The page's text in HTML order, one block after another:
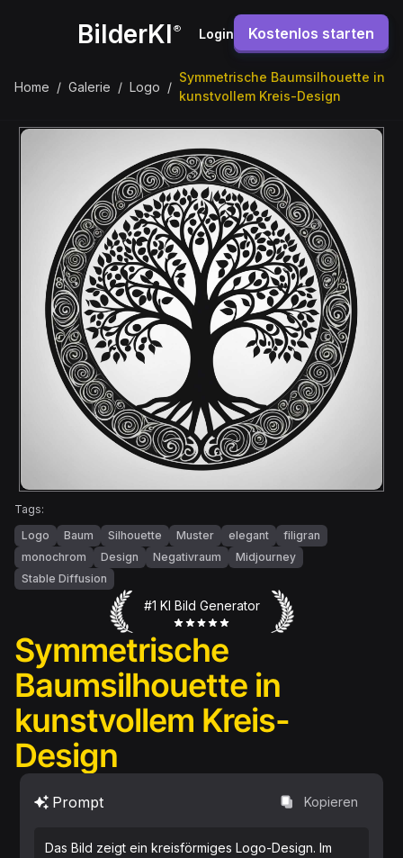
BilderKI® Login Kostenlos starten
Home / Galerie / Logo /
Symmetrische Baumsilhouette in
kunstvollem Kreis-Design
Tags:
Logo
Baum Silhouette Muster elegant
filigran
monochrom
Design Negativraum
Midjourney
Stable Diffusion
#1 KI Bild Generator
Symmetrische
Baumsilhouette in
kunstvollem Kreis-
Design
Prompt Kopieren
Das Bild zeigt ein kreisförmiges Logo-Design. Im